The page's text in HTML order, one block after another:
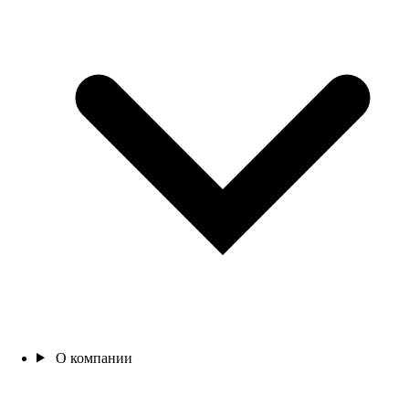
О компании